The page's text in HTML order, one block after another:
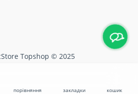
кошик
порівняння закладки
Topshop © 2025